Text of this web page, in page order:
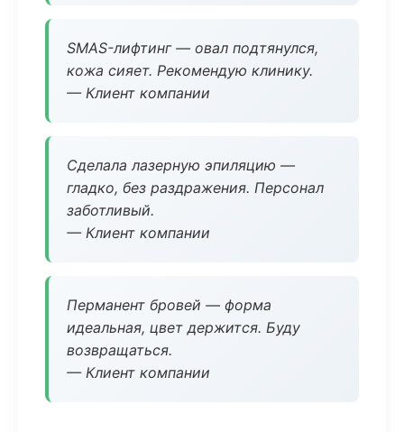
SMAS-лифтинг — овал подтянулся,
кожа сияет. Рекомендую клинику.
— Клиент компании
Сделала лазерную эпиляцию —
гладко, без раздражения. Персонал
заботливый.
— Клиент компании
Перманент бровей — форма
идеальная, цвет держится. Буду
возвращаться.
— Клиент компании